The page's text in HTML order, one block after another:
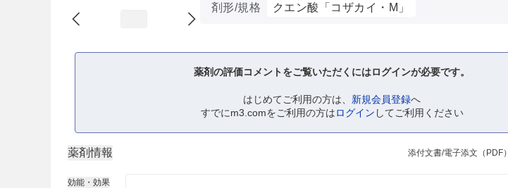
剤形/規格
クエン酸「コザカイ・M」
薬剤の評価コメントをご覧いただくにはログインが必要です。
はじめてご利用の方は、 新規会員登録へ
すでにm3.comをご利用の方はログイン してご利用ください
薬剤情報 添付文書/電子添文（PDF）
効能・効果